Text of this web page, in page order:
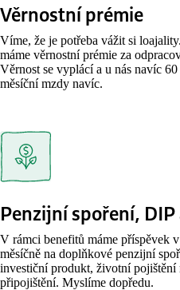
Věrnostní prémie
Víme, že je potřeba vážit si
máme věrnostní prémie za
Věrnost se vyplácí a u nás navíc
měsíční mzdy navíc.
Penzijní spoření,
V rámci benefitů máme příspěvek
měsíčně na doplňkové penzijní
investiční produkt, životní pojištění
připojištění. Myslíme dopředu.